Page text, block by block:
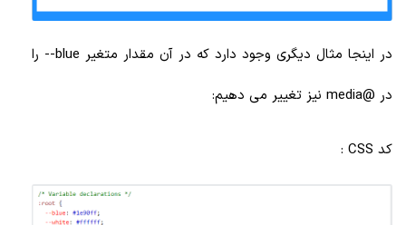
در اینجا مثال دیگری وجود دارد که در آن مقدار متغیر blue-- را
در @media نیز تغییر می دهیم:
کد CSS :